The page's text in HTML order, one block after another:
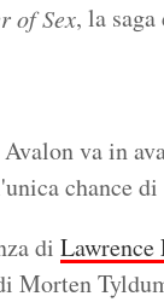
of Sex, la saga
va in
chance
di Lawrence
Morten